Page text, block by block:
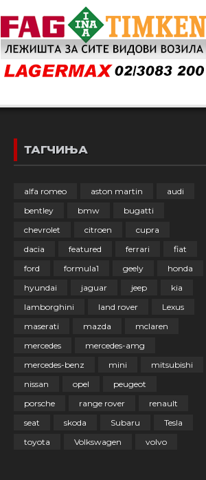
ТАГЧИЊА
alfa romeo aston martin
audi
bentley
bmw
bugatti
chevrolet
citroen
cupra
dacia
featured ferrari
fiat
ford
formula1 geely
honda
hyundai
jaguar jeep
kia
lamborghini
land rover
Lexus
maserati
mazda
mclaren
mercedes
mercedes-amg
mercedes-benz
mini
mitsubishi
nissan
opel
peugeot
porsche
range rover
renault
seat
skoda Subaru
Tesla
toyota
Volkswagen volvo